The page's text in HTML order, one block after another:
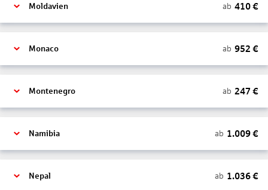
Moldavien ab 410€
Monaco ab 952 €
Montenegro ab 247 €
Namibia ab 1.009€
Nepal ab 1.036€